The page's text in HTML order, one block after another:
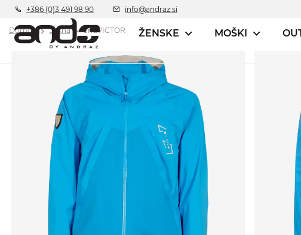
+386 (0)3 491 98 90 info@andraz.si
ŽENSKE MOŠKI
Domov Jakna andVICTOR